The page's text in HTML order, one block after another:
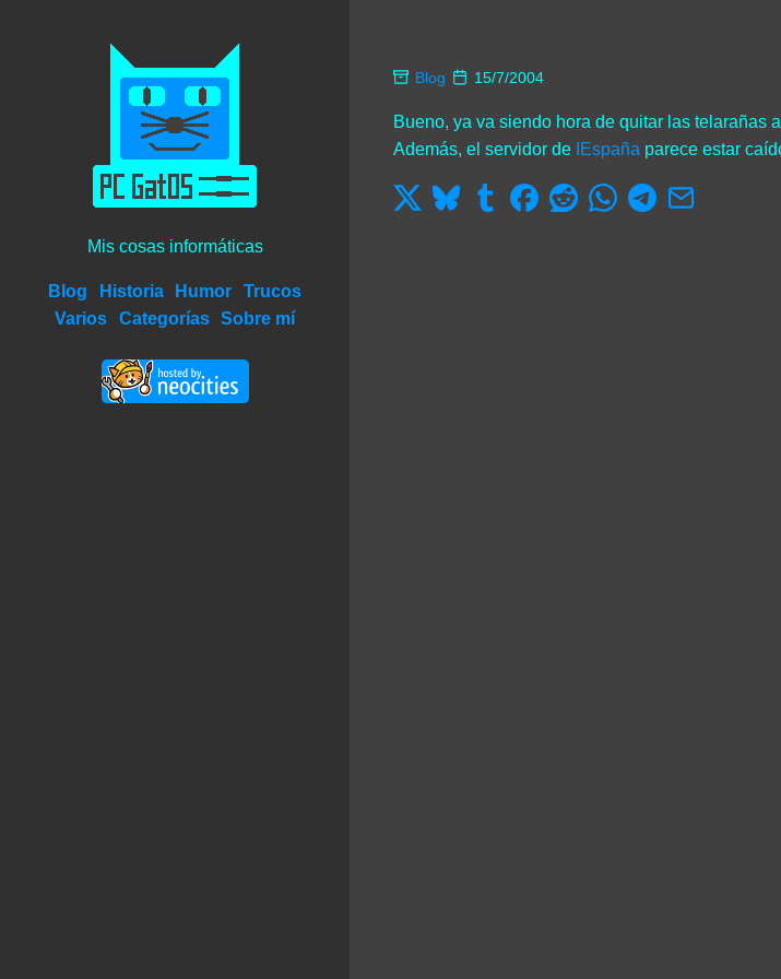
Mis cosas informáticas
Blog Historia Humor
Trucos
Varios
Categorías Sobre mí
Blog 15/7/2004
Bueno, ya va siendo hora de quitar las
Además, el servidor de IEspaña parece estar